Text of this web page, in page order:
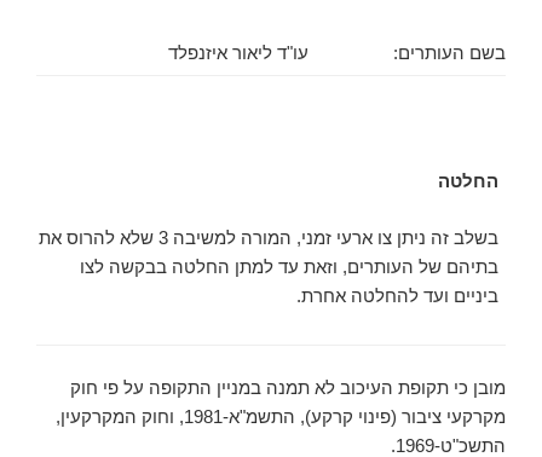
בשם העותרים: עו"ד ליאור איזנפלד
החלטה
בשלב זה ניתן צו ארעי זמני, המורה למשיבה 3 שלא להרוס את
בתיהם של העותרים, וזאת עד למתן החלטה בבקשה לצו
ביניים ועד להחלטה אחרת.
מובן כי תקופת העיכוב לא תמנה במניין התקופה על פי חוק
מקרקעי ציבור (פינוי קרקע), התשמ"א-1981, וחוק המקרקעין,
התשכ"ט-1969.